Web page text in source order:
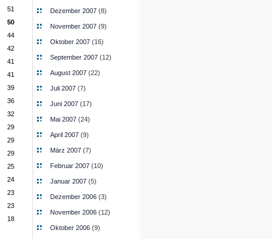
51
50
44
42
41
41
39
36
32
29
29
29
25
24
23
23
18
Dezember 2007 (8)
November 2007 (9)
Oktober 2007 (16)
September 2007 (12)
August 2007 (22)
Juli 2007 (7)
Juni 2007 (17)
Mai 2007 (24)
April 2007 (9)
März 2007 (7)
Februar 2007 (10)
Januar 2007 (5)
Dezember 2006 (3)
November 2006 (12)
Oktober 2006 (9)